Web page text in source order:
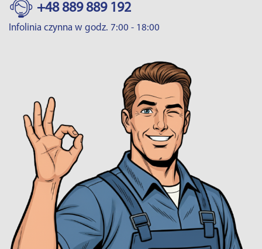
+48 889 889 192
Infolinia czynna w godz. 7:00 - 18:00